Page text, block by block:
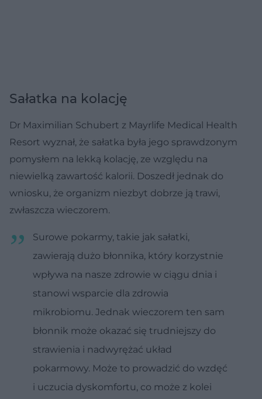
Sałatka na kolację
Dr Maximilian Schubert z Mayrlife Medical Health
Resort wyznał, że sałatka była jego sprawdzonym
pomysłem na lekką kolację, ze względu na
niewielką zawartość kalorii. Doszedł jednak do
wniosku, że organizm niezbyt dobrze ją trawi,
zwłaszcza wieczorem.
Surowe pokarmy, takie jak sałatki,
zawierają dużo błonnika, który korzystnie
wpływa na nasze zdrowie w ciągu dnia i
stanowi wsparcie dla zdrowia
mikrobiomu. Jednak wieczorem ten sam
błonnik może okazać się trudniejszy do
strawienia i nadwyrężać układ
pokarmowy. Może to prowadzić do wzdęć
i uczucia dyskomfortu, co może z kolei